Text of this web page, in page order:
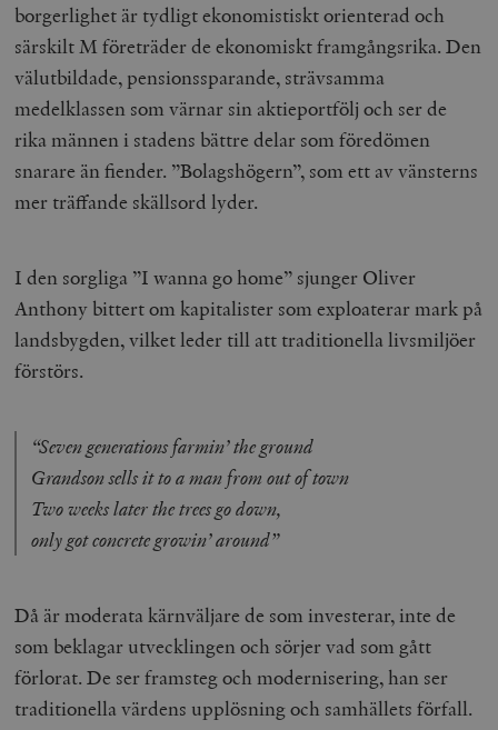
borgerlighet är tydligt ekonomistiskt orienterad och
särskilt M företräder de ekonomiskt framgångsrika. Den
välutbildade, pensionssparande, strävsamma
medelklassen som värnar sin aktieportfölj och ser de
rika männen i stadens bättre delar som föredömen
snarare än fiender. ”Bolagshögern”, som ett av vänsterns
mer träffande skällsord lyder.
I den sorgliga ”I wanna go home” sjunger Oliver
Anthony bittert om kapitalister som exploaterar mark på
landsbygden, vilket leder till att traditionella livsmiljöer
förstörs.
“Seven generations farmin’ the ground
Grandson sells it to a man from out of town
Two weeks later the trees go down,
only got concrete growin’ around”
Då är moderata kärnväljare de som investerar, inte de
som beklagar utvecklingen och sörjer vad som gått
förlorat. De ser framsteg och modernisering, han ser
traditionella värdens upplösning och samhällets förfall.